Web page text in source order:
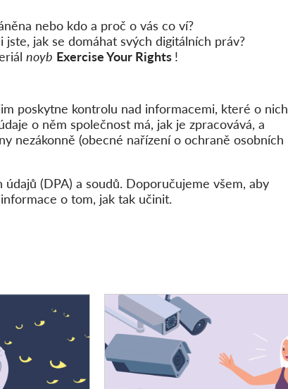
nebo kdo a proč o vás co ví?
jak se domáhat svých digitálních práv?
noyb Exercise Your Rights !
poskytne kontrolu nad informacemi, které o nich
o něm společnost má, jak je zpracovává, a
nezákonně (obecné nařízení o ochraně osobních
(DPA) a soudů. Doporučujeme všem, aby
o tom, jak tak učinit.